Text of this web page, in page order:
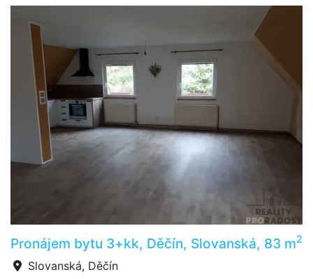
Pronájem bytu 3+kk, Děčín, Slovanská, 83 m2
Slovanská, Děčín